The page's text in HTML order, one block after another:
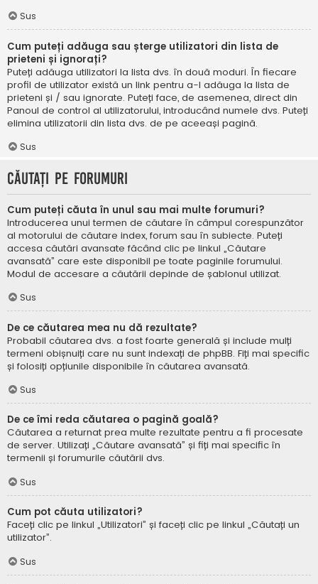
Sus
Cum puteți adăuga sau șterge utilizatori din lista de
prieteni și ignorați?
Puteți adăuga utilizatori la lista dvs. în două moduri. În fiecare
profil de utilizator există un link pentru a-l adăuga la lista de
prieteni și / sau ignorate. Puteți face, de asemenea, direct din
Panoul de control al utilizatorului, introducând numele dvs. Puteți
elimina utilizatorii din lista dvs. de pe aceeași pagină.
Sus
Căutați pe forumuri
Cum puteți căuta în unul sau mai multe forumuri?
Introducerea unui termen de căutare în câmpul corespunzător
al motorului de căutare index, forum sau în subiecte. Puteți
accesa căutări avansate făcând clic pe linkul „Căutare
avansată” care este disponibil pe toate paginile forumului.
Modul de accesare a căutării depinde de șablonul utilizat.
Sus
De ce căutarea mea nu dă rezultate?
Probabil căutarea dvs. a fost foarte generală și include mulți
termeni obișnuiți care nu sunt indexați de phpBB. Fiți mai specific
și folosiți opțiunile disponibile în căutarea avansată.
Sus
De ce îmi reda căutarea o pagină goală?
Căutarea a returnat prea multe rezultate pentru a fi procesate
de server. Utilizați „Căutare avansată” și fiți mai specific în
termenii și forumurile căutării dvs.
Sus
Cum pot căuta utilizatori?
Faceți clic pe linkul „Utilizatori” și faceți clic pe linkul „Căutați un
utilizator”.
Sus